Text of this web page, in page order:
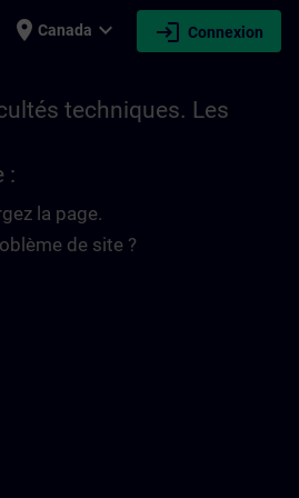
place Canada expand_more login Connexion
techniques. Les
:
la page.
de site ?